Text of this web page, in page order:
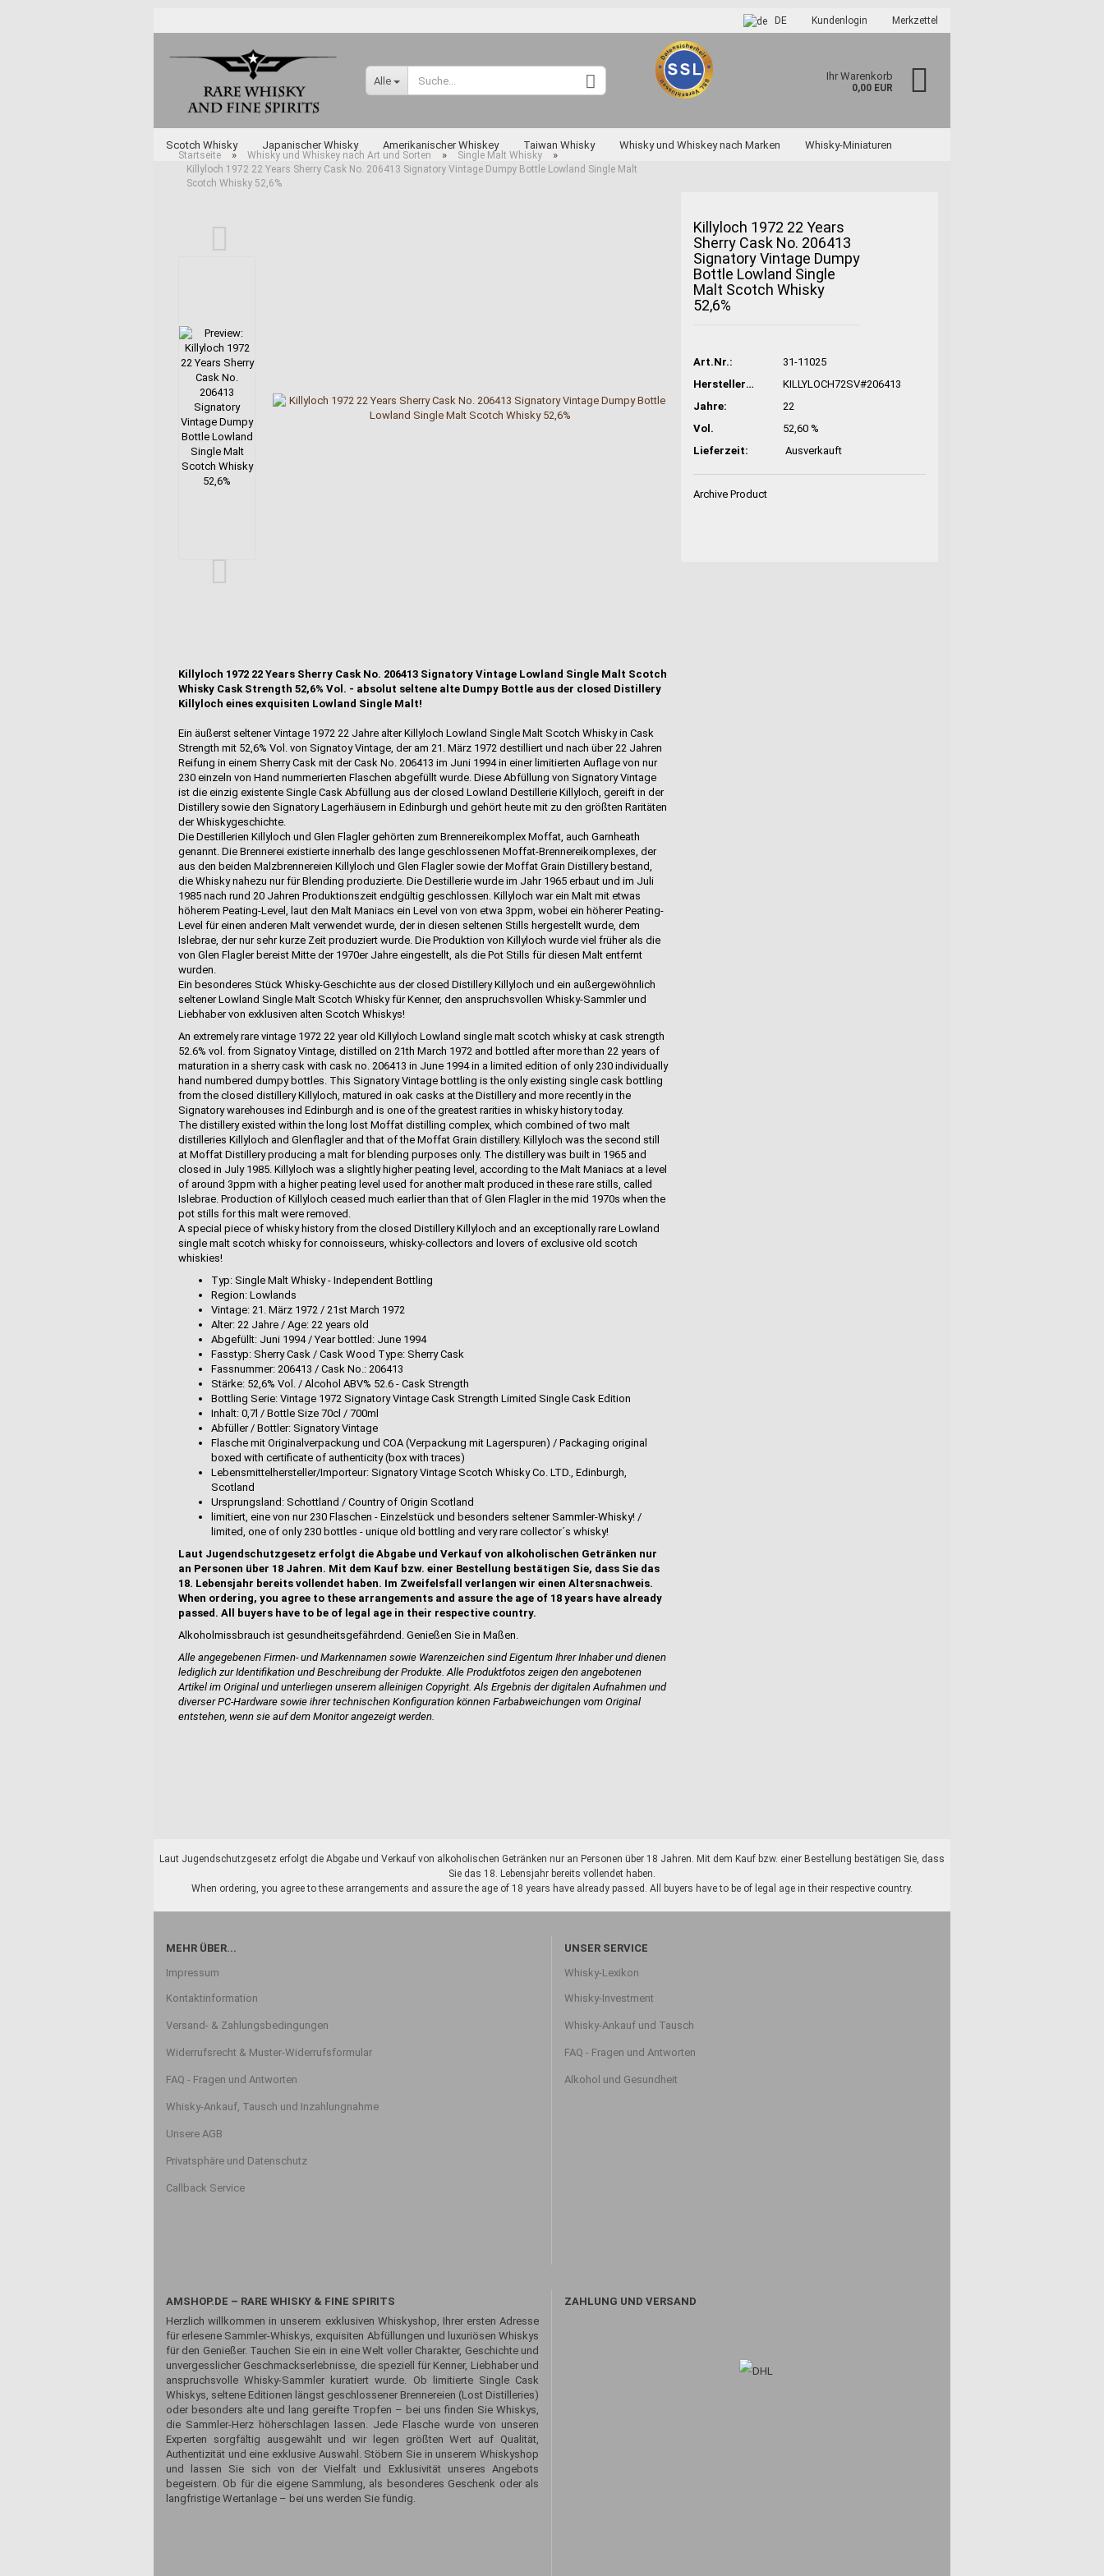
DE
Sprache auswählen
Kundenlogin
Konto erstellen
Passwort vergessen?
Merkzettel
Alle Ihr Warenkorb
0,00 EUR
Scotch Whisky Japanischer Whisky Amerikanischer Whiskey Taiwan Whisky Whisky und Whiskey nach Marken Whisky-Miniaturen
Unabhängige Abfüller Whisky und Whiskey nach Art und Sorten Diverse Raritäten
Startseite » Whisky und Whiskey nach Art und Sorten » Single Malt Whisky »
Killyloch 1972 22 Years Sherry Cask No. 206413 Signatory Vintage Dumpy Bottle Lowland Single Malt
Scotch Whisky 52,6%
Killyloch 1972 22 Years
Sherry Cask No. 206413
Signatory Vintage Dumpy
Bottle Lowland Single
Malt Scotch Whisky
52,6%
Art.Nr.:
31-11025
Hersteller-Nr:
KILLYLOCH72SV#206413
Jahre:
22
Vol.
52,60 %
Lieferzeit:
Ausverkauft
Archive Product
Killyloch 1972 22 Years Sherry Cask No. 206413 Signatory Vintage Lowland Single Malt Scotch
Whisky Cask Strength 52,6% Vol. - absolut seltene alte Dumpy Bottle aus der closed Distillery
Killyloch eines exquisiten Lowland Single Malt!
Ein äußerst seltener Vintage 1972 22 Jahre alter Killyloch Lowland Single Malt Scotch Whisky in Cask
Strength mit 52,6% Vol. von Signatoy Vintage, der am 21. März 1972 destilliert und nach über 22 Jahren
Reifung in einem Sherry Cask mit der Cask No. 206413 im Juni 1994 in einer limitierten Auflage von nur
230 einzeln von Hand nummerierten Flaschen abgefüllt wurde. Diese Abfüllung von Signatory Vintage
ist die einzig existente Single Cask Abfüllung aus der closed Lowland Destillerie Killyloch, gereift in der
Distillery sowie den Signatory Lagerhäusern in Edinburgh und gehört heute mit zu den größten Raritäten
der Whiskygeschichte.
Die Destillerien Killyloch und Glen Flagler gehörten zum Brennereikomplex Moffat, auch Garnheath
genannt. Die Brennerei existierte innerhalb des lange geschlossenen Moffat-Brennereikomplexes, der
aus den beiden Malzbrennereien Killyloch und Glen Flagler sowie der Moffat Grain Distillery bestand,
die Whisky nahezu nur für Blending produzierte. Die Destillerie wurde im Jahr 1965 erbaut und im Juli
1985 nach rund 20 Jahren Produktionszeit endgültig geschlossen. Killyloch war ein Malt mit etwas
höherem Peating-Level, laut den Malt Maniacs ein Level von von etwa 3ppm, wobei ein höherer Peating-
Level für einen anderen Malt verwendet wurde, der in diesen seltenen Stills hergestellt wurde, dem
Islebrae, der nur sehr kurze Zeit produziert wurde. Die Produktion von Killyloch wurde viel früher als die
von Glen Flagler bereist Mitte der 1970er Jahre eingestellt, als die Pot Stills für diesen Malt entfernt
wurden.
Ein besonderes Stück Whisky-Geschichte aus der closed Distillery Killyloch und ein außergewöhnlich
seltener Lowland Single Malt Scotch Whisky für Kenner, den anspruchsvollen Whisky-Sammler und
Liebhaber von exklusiven alten Scotch Whiskys!
An extremely rare vintage 1972 22 year old Killyloch Lowland single malt scotch whisky at cask strength
52.6% vol. from Signatoy Vintage, distilled on 21th March 1972 and bottled after more than 22 years of
maturation in a sherry cask with cask no. 206413 in June 1994 in a limited edition of only 230 individually
hand numbered dumpy bottles. This Signatory Vintage bottling is the only existing single cask bottling
from the closed distillery Killyloch, matured in oak casks at the Distillery and more recently in the
Signatory warehouses ind Edinburgh and is one of the greatest rarities in whisky history today.
The distillery existed within the long lost Moffat distilling complex, which combined of two malt
distilleries Killyloch and Glenflagler and that of the Moffat Grain distillery. Killyloch was the second still
at Moffat Distillery producing a malt for blending purposes only. The distillery was built in 1965 and
closed in July 1985. Killyloch was a slightly higher peating level, according to the Malt Maniacs at a level
of around 3ppm with a higher peating level used for another malt produced in these rare stills, called
Islebrae. Production of Killyloch ceased much earlier than that of Glen Flagler in the mid 1970s when the
pot stills for this malt were removed.
A special piece of whisky history from the closed Distillery Killyloch and an exceptionally rare Lowland
single malt scotch whisky for connoisseurs, whisky-collectors and lovers of exclusive old scotch
whiskies!
Typ: Single Malt Whisky - Independent Bottling
Region: Lowlands
Vintage: 21. März 1972 / 21st March 1972
Alter: 22 Jahre / Age: 22 years old
Abgefüllt: Juni 1994 / Year bottled: June 1994
Fasstyp: Sherry Cask / Cask Wood Type: Sherry Cask
Fassnummer: 206413 / Cask No.: 206413
Stärke: 52,6% Vol. / Alcohol ABV% 52.6 - Cask Strength
Bottling Serie: Vintage 1972 Signatory Vintage Cask Strength Limited Single Cask Edition
Inhalt: 0,7l / Bottle Size 70cl / 700ml
Abfüller / Bottler: Signatory Vintage
Flasche mit Originalverpackung und COA (Verpackung mit Lagerspuren) / Packaging original
boxed with certificate of authenticity (box with traces)
Lebensmittelhersteller/Importeur: Signatory Vintage Scotch Whisky Co. LTD., Edinburgh,
Scotland
Ursprungsland: Schottland / Country of Origin Scotland
limitiert, eine von nur 230 Flaschen - Einzelstück und besonders seltener Sammler-Whisky! /
limited, one of only 230 bottles - unique old bottling and very rare collector´s whisky!
Laut Jugendschutzgesetz erfolgt die Abgabe und Verkauf von alkoholischen Getränken nur
an Personen über 18 Jahren. Mit dem Kauf bzw. einer Bestellung bestätigen Sie, dass Sie das
18. Lebensjahr bereits vollendet haben. Im Zweifelsfall verlangen wir einen Altersnachweis.
When ordering, you agree to these arrangements and assure the age of 18 years have already
passed. All buyers have to be of legal age in their respective country.
Alkoholmissbrauch ist gesundheitsgefährdend. Genießen Sie in Maßen.
Alle angegebenen Firmen- und Markennamen sowie Warenzeichen sind Eigentum Ihrer Inhaber und dienen
lediglich zur Identifikation und Beschreibung der Produkte.Alle Produktfotos zeigen den angebotenen
Artikel im Original und unterliegen unserem alleinigen Copyright. Als Ergebnis der digitalen Aufnahmen und
diverser PC-Hardware sowie ihrer technischen Konfiguration können Farbabweichungen vom Original
entstehen, wenn sie auf dem Monitor angezeigt werden.
Laut Jugendschutzgesetz erfolgt die Abgabe und Verkauf von alkoholischen Getränken nur an Personen über 18 Jahren. Mit dem Kauf bzw. einer Bestellung bestätigen Sie, dass
Sie das 18. Lebensjahr bereits vollendet haben.
When ordering, you agree to these arrangements and assure the age of 18 years have already passed. All buyers have to be of legal age in their respective country.
MEHR ÜBER...
Impressum
Kontaktinformation
Versand- & Zahlungsbedingungen
Widerrufsrecht & Muster-Widerrufsformular
FAQ - Fragen und Antworten
Whisky-Ankauf, Tausch und Inzahlungnahme
Unsere AGB
Privatsphäre und Datenschutz
Callback Service
UNSER SERVICE
Whisky-Lexikon
Whisky-Investment
Whisky-Ankauf und Tausch
FAQ - Fragen und Antworten
Alkohol und Gesundheit
AMSHOP.DE – RARE WHISKY & FINE SPIRITS
Herzlich willkommen in unserem exklusiven Whiskyshop, Ihrer ersten Adresse
für erlesene Sammler-Whiskys, exquisiten Abfüllungen und luxuriösen Whiskys
für den Genießer. Tauchen Sie ein in eine Welt voller Charakter, Geschichte und
unvergesslicher Geschmackserlebnisse, die speziell für Kenner, Liebhaber und
anspruchsvolle Whisky-Sammler kuratiert wurde. Ob limitierte Single Cask
Whiskys, seltene Editionen längst geschlossener Brennereien (Lost Distilleries)
oder besonders alte und lang gereifte Tropfen – bei uns finden Sie Whiskys,
die Sammler-Herz höherschlagen lassen. Jede Flasche wurde von unseren
Experten sorgfältig ausgewählt und wir legen größten Wert auf Qualität,
Authentizität und eine exklusive Auswahl. Stöbern Sie in unserem Whiskyshop
und lassen Sie sich von der Vielfalt und Exklusivität unseres Angebots
begeistern. Ob für die eigene Sammlung, als besonderes Geschenk oder als
langfristige Wertanlage – bei uns werden Sie fündig.
ZAHLUNG UND VERSAND